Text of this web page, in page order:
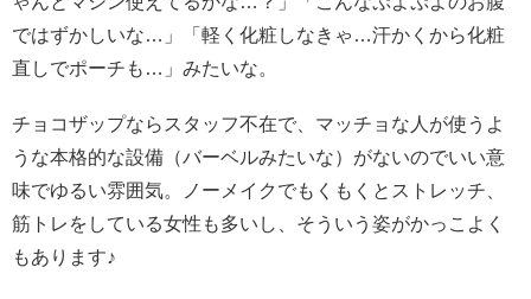
ではずかしいな…」「軽く化粧しなきゃ…汗かくから化粧
直しでポーチも…」みたいな。
チョコザップならスタッフ不在で、マッチョな人が使うよ
うな本格的な設備（バーベルみたいな）がないのでいい意
味でゆるい雰囲気。ノーメイクでもくもくとストレッチ、
筋トレをしている女性も多いし、そういう姿がかっこよく
もあります♪